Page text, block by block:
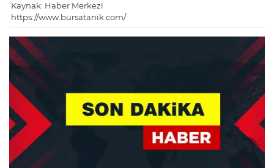
Kaynak: Haber Merkezi
https://www.bursatanik.com/